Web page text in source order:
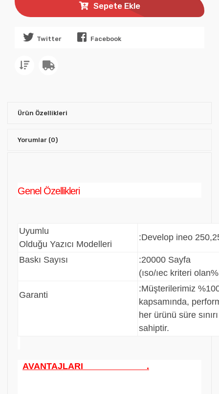
Sepete Ekle
Twitter Facebook
Ürün Özellikleri
Yorumlar (0)
Genel Özellikleri
Uyumlu
Olduğu Yazıcı Modelleri
:Develop ineo
Baskı Sayısı
:20000 Sayfa
(ıso/ıec kriteri
Garanti
:Müşterilerimiz
kapsamında,
her ürünü süre
sahiptir.
AVANTAJLARI .